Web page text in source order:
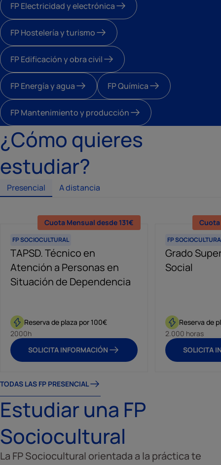
FP Electricidad y electrónica
FP Hostelería y turismo
FP Edificación y obra civil
FP Energía y agua FP Química
FP Mantenimiento y producción
¿Cómo quieres
estudiar?
Presencial A distancia
Cuota Mensual desde 131€
FP SOCIOCULTURAL
TAPSD. Técnico en
Atención a Personas en
Situación de Dependencia
Reserva de plaza por 100€
2000h
SOLICITA INFORMACIÓN
Cuota
FP
Grado
Social
Reserva de
2.000 horas
SOLICITA
TODAS LAS FP PRESENCIAL
Cuota Mensual desde 85€
FP SOCIOCULTURAL
Técnico en Atención a
Personas en Situación de
Dependencia online
Reserva de plaza por 100€
2.000 horas
SOLICITA INFORMACIÓN
FP
FP
a distancia
Reserva de
2.000 horas
SOLICITA
Estudiar una FP
Sociocultural
La FP Sociocultural orientada a la práctica te